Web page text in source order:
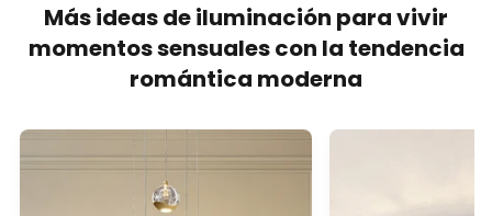
Más ideas de iluminación para vivir
momentos sensuales con la tendencia
romántica moderna